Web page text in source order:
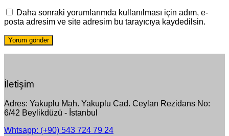
Daha sonraki yorumlarımda kullanılması için adım, e-
posta adresim ve site adresim bu tarayıcıya kaydedilsin.
İletişim
Adres: Yakuplu Mah. Yakuplu Cad. Ceylan Rezidans No:
6/42 Beylikdüzü - İstanbul
Whtsapp: (+90) 543 724 79 24